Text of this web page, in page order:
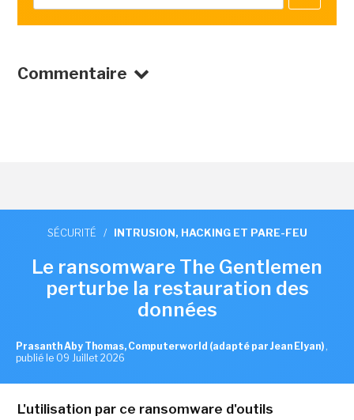
Commentaire
SÉCURITÉ / INTRUSION, HACKING ET PARE-FEU
Le ransomware The Gentlemen
perturbe la restauration des
données
Prasanth Aby Thomas, Computerworld (adapté par Jean Elyan) ,
publié le 09 Juillet 2026
L'utilisation par ce ransomware d'outils